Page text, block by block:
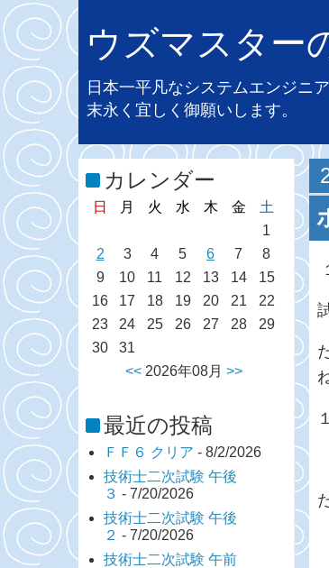
ウズマスター
日本一平凡なシステムエンジニ
末永く宜しく御願いします。
カレンダー
日 月 火 水 木 金
土
1
2
3 4 5 6 7
8
9
10 11 12 13 14
15
16
17 18 19 20 21
22
23
24 25 26 27 28
29
30
31
<< 2026年08月 >>
最近の投稿
ＦＦ６ クリア - 8/2/2026
技術士二次試験 午後
３ - 7/20/2026
技術士二次試験 午後
２ - 7/20/2026
技術士二次試験 午前